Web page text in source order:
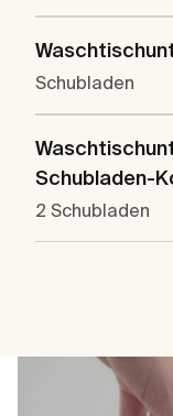
Schubladen
Schubladen-
2 Schubladen